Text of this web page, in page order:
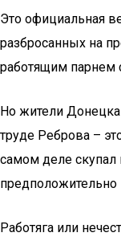
Это официальная
разбросанных на
работящим парнем
Но жители Донецка
труде Реброва –
самом деле скупал
предположительно
Работяга или